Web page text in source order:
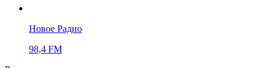
Новое Радио
98,4 FM